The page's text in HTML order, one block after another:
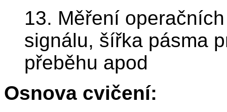
13. Měření
signálu, šířka pásma
přeběhu apod
Osnova cvičení: